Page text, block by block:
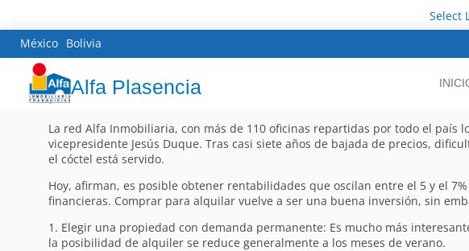
Select
México Bolivia
Alfa Plasencia
La red Alfa Inmobiliaria, con más de 110 oficinas repartidas por todo el país
vicepresidente Jesús Duque. Tras casi siete años de bajada de precios,
el cóctel está servido.
Hoy, afirman, es posible obtener rentabilidades que oscilan entre el 5 y el
financieras. Comprar para alquilar vuelve a ser una buena inversión, sin
1. Elegir una propiedad con demanda permanente: Es mucho más
la posibilidad de alquiler se reduce generalmente a los meses de verano.